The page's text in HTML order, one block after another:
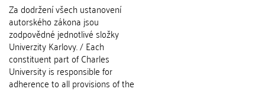
Za dodržení všech ustanovení
autorského zákona jsou
zodpovědné jednotlivé složky
Univerzity Karlovy. / Each
constituent part of Charles
University is responsible for
adherence to all provisions of the